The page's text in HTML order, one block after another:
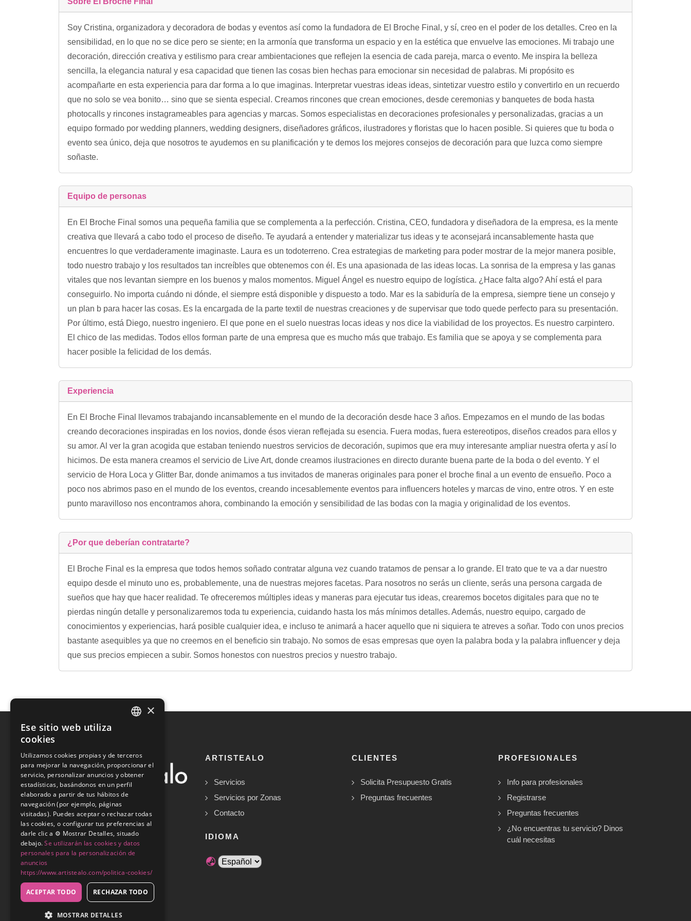
Soy Cristina, organizadora y decoradora de bodas y eventos así como la fundadora de El Broche Final, y sí, creo en el poder de los detalles. Creo en la
sensibilidad, en lo que no se dice pero se siente; en la armonía que transforma un espacio y en la estética que envuelve las emociones. Mi trabajo une
decoración, dirección creativa y estilismo para crear ambientaciones que reflejen la esencia de cada pareja, marca o evento. Me inspira la belleza
sencilla, la elegancia natural y esa capacidad que tienen las cosas bien hechas para emocionar sin necesidad de palabras. Mi propósito es
acompañarte en esta experiencia para dar forma a lo que imaginas. Interpretar vuestras ideas ideas, sintetizar vuestro estilo y convertirlo en un recuerdo
que no solo se vea bonito… sino que se sienta especial. Creamos rincones que crean emociones, desde ceremonias y banquetes de boda hasta
photocalls y rincones instagrameables para agencias y marcas. Somos especialistas en decoraciones profesionales y personalizadas, gracias a un
equipo formado por wedding planners, wedding designers, diseñadores gráficos, ilustradores y floristas que lo hacen posible. Si quieres que tu boda o
evento sea único, deja que nosotros te ayudemos en su planificación y te demos los mejores consejos de decoración para que luzca como siempre
soñaste.
Equipo de personas
En El Broche Final somos una pequeña familia que se complementa a la perfección. Cristina, CEO, fundadora y diseñadora de la empresa, es la mente
creativa que llevará a cabo todo el proceso de diseño. Te ayudará a entender y materializar tus ideas y te aconsejará incansablemente hasta que
encuentres lo que verdaderamente imaginaste. Laura es un todoterreno. Crea estrategias de marketing para poder mostrar de la mejor manera posible,
todo nuestro trabajo y los resultados tan increíbles que obtenemos con él. Es una apasionada de las ideas locas. La sonrisa de la empresa y las ganas
vitales que nos levantan siempre en los buenos y malos momentos. Miguel Ángel es nuestro equipo de logística. ¿Hace falta algo? Ahí está el para
conseguirlo. No importa cuándo ni dónde, el siempre está disponible y dispuesto a todo. Mar es la sabiduría de la empresa, siempre tiene un consejo y
un plan b para hacer las cosas. Es la encargada de la parte textil de nuestras creaciones y de supervisar que todo quede perfecto para su presentación.
Por último, está Diego, nuestro ingeniero. El que pone en el suelo nuestras locas ideas y nos dice la viabilidad de los proyectos. Es nuestro carpintero.
El chico de las medidas. Todos ellos forman parte de una empresa que es mucho más que trabajo. Es familia que se apoya y se complementa para
hacer posible la felicidad de los demás.
Experiencia
En El Broche Final llevamos trabajando incansablemente en el mundo de la decoración desde hace 3 años. Empezamos en el mundo de las bodas
creando decoraciones inspiradas en los novios, donde ésos vieran reflejada su esencia. Fuera modas, fuera estereotipos, diseños creados para ellos y
su amor. Al ver la gran acogida que estaban teniendo nuestros servicios de decoración, supimos que era muy interesante ampliar nuestra oferta y así lo
hicimos. De esta manera creamos el servicio de Live Art, donde creamos ilustraciones en directo durante buena parte de la boda o del evento. Y el
servicio de Hora Loca y Glitter Bar, donde animamos a tus invitados de maneras originales para poner el broche final a un evento de ensueño. Poco a
poco nos abrimos paso en el mundo de los eventos, creando incesablemente eventos para influencers hoteles y marcas de vino, entre otros. Y en este
punto maravilloso nos encontramos ahora, combinando la emoción y sensibilidad de las bodas con la magia y originalidad de los eventos.
¿Por que deberían contratarte?
El Broche Final es la empresa que todos hemos soñado contratar alguna vez cuando tratamos de pensar a lo grande. El trato que te va a dar nuestro
equipo desde el minuto uno es, probablemente, una de nuestras mejores facetas. Para nosotros no serás un cliente, serás una persona cargada de
sueños que hay que hacer realidad. Te ofreceremos múltiples ideas y maneras para ejecutar tus ideas, crearemos bocetos digitales para que no te
pierdas ningún detalle y personalizaremos toda tu experiencia, cuidando hasta los más mínimos detalles. Además, nuestro equipo, cargado de
conocimientos y experiencias, hará posible cualquier idea, e incluso te animará a hacer aquello que ni siquiera te atreves a soñar. Todo con unos precios
bastante asequibles ya que no creemos en el beneficio sin trabajo. No somos de esas empresas que oyen la palabra boda y la palabra influencer y deja
que sus precios empiecen a subir. Somos honestos con nuestros precios y nuestro trabajo.
Copyrights © 2026
ARTISTEALO
Servicios
Servicios por Zonas
Contacto
IDIOMA
CLIENTES
Solicita Presupuesto Gratis
Preguntas frecuentes
PROFESIONALES
Info para profesionales
Registrarse
Preguntas frecuentes
¿No encuentras tu servicio? Dinos
cuál necesitas
×
Ese sitio web utiliza
cookies
Utilizamos cookies propias y de terceros
para mejorar la navegación, proporcionar el
servicio, personalizar anuncios y obtener
estadísticas, basándonos en un perfil
elaborado a partir de tus hábitos de
navegación (por ejemplo, páginas
visitadas). Puedes aceptar o rechazar todas
las cookies, o configurar tus preferencias al
darle clic a ⚙️ Mostrar Detalles, situado
debajo.Se utilizarán las cookies y datos
personales para la personalización de
anuncios
https://www.artistealo.com/politica-cookies/
ACEPTAR TODO RECHAZAR TODO
MOSTRAR DETALLES